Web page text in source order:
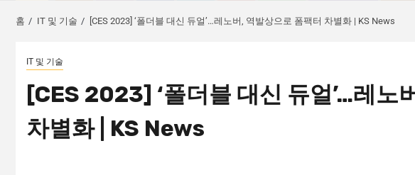
홈 IT 및 기술 [CES 2023] ‘폴더블 대신 듀얼’…레노버, 역발상으로 폼팩터 차별화 | KS News
IT 및 기술
[CES 2023] ‘폴더블 대신 듀얼’…레노
차별화 | KS News